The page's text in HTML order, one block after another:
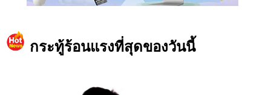
กระทู้ร้อนแรงที่สุดของวันนี้